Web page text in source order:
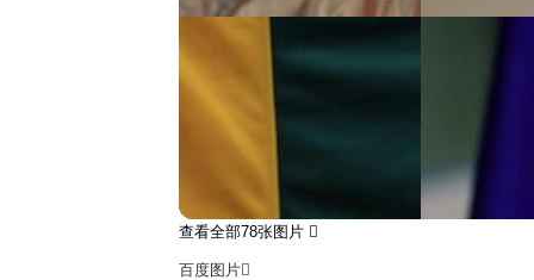
查看全部78张图片
百度图片